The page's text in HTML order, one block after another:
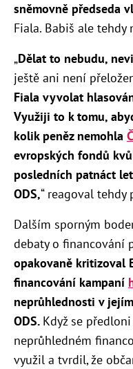
sněmovně předseda
Fiala. Babiš ale tehdy
„Dělat to nebudu,
ještě ani není
Fiala vyvolat
Využiji to k tomu,
kolik peněz nemohla
evropských fondů
posledních patnáct
ODS,“ reagoval tehdy
Dalším sporným
debaty o financování
opakovaně kritizoval
financování kampaní
neprůhlednosti v
ODS. Když se
neprůhledném
využil a tvrdil, že